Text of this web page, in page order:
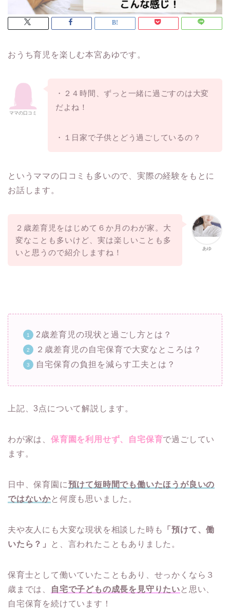
おうち育児を楽しむ本宮あゆです。
ママの口コミ
・２４時間、ずっと一緒に過ごすのは大変
だよね！
・１日家で子供とどう過ごしているの？
というママの口コミも多いので、実際の経験をもとに
お話します。
あゆ
２歳差育児をはじめて６か月のわが家。大
変なことも多いけど、実は楽しいことも多
いと思うので紹介しますね！
2歳差育児の現状と過ごし方とは？
２歳差育児の自宅保育で大変なところは？
自宅保育の負担を減らす工夫とは？
上記、3点について解説します。
わが家は、 保育園を利用せず、自宅保育で過ごしてい
ます。
日中、保育園に預けて短時間でも働いたほうが良いの
ではないかと何度も思いました。
夫や友人にも大変な現状を相談した時も
「預けて、働
いたら？」
と、言われたこともありました。
保育士として働いていたこともあり、せっかくなら３
歳までは、
自宅で子どもの成長を見守りたい と思い、
自宅保育を続けています！